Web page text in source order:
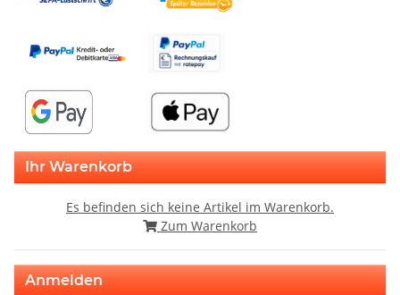
Ihr Warenkorb
Es befinden sich keine Artikel im Warenkorb.
Zum Warenkorb
Anmelden